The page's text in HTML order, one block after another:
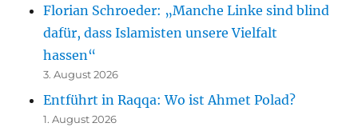
Florian Schroeder: „Manche Linke sind blind
dafür, dass Islamisten unsere Vielfalt
hassen“
3. August 2026
Entführt in Raqqa: Wo ist Ahmet Polad?
1. August 2026